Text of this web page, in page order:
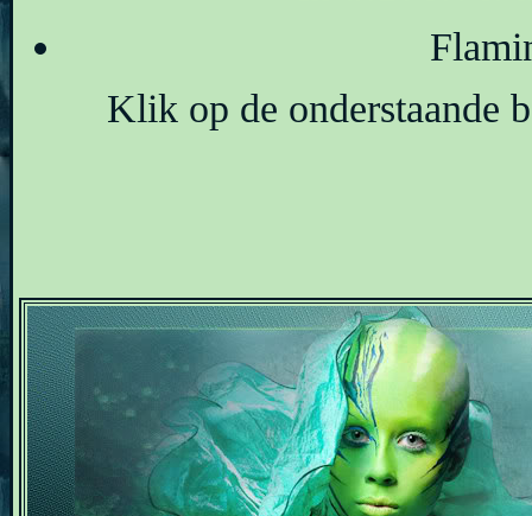
Klik op de onderstaande